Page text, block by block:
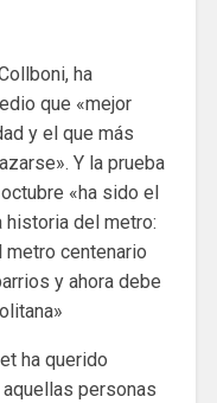
ha
que «mejor
y el que más
Y la prueba
«ha sido el
del metro:
centenario
y ahora debe
ha querido
personas